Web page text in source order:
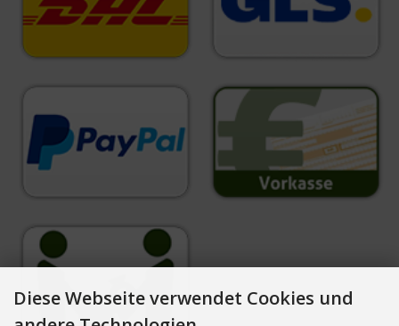
Diese Webseite verwendet Cookies und